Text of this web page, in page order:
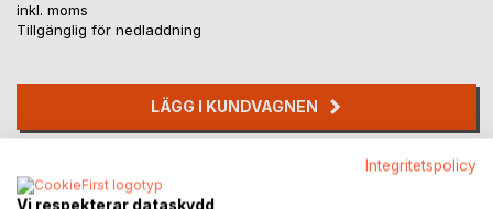
inkl. moms
Tillgänglig för nedladdning
LÄGG I KUNDVAGNEN
Recensera titel
Integritetspolicy
Vi respekterar dataskydd